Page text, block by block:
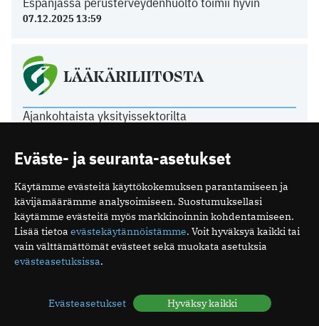
07.12.2025 13:59
LÄÄKÄRILIITOSTA
Ajankohtaista yksityissektorilta
Kurkista Lääkäripäivien 2027 ohjelmaan
18.06.2026 08:58
Poikkeuksia toimiston kesäaukioloissa
11.06.2026 12:21
Tasavallan presidentti on myöntänyt arkkiatrin
arvonimen Päivi Hietaselle
22.05.2026 11:49
Eväste- ja seuranta-asetukset
Käytämme evästeitä käyttökokemuksen parantamiseen ja
kävijämäärämme analysoimiseen. Suostumuksellasi
käytämme evästeitä myös markkinoinnin kohdentamiseen.
Lisää tietoa evästekäytännöistämme. Voit hyväksyä kaikki tai
vain välttämättömät evästeet sekä muokata asetuksia
evästeasetuksissa.
Evästeasetukset Hyväksy kaikki